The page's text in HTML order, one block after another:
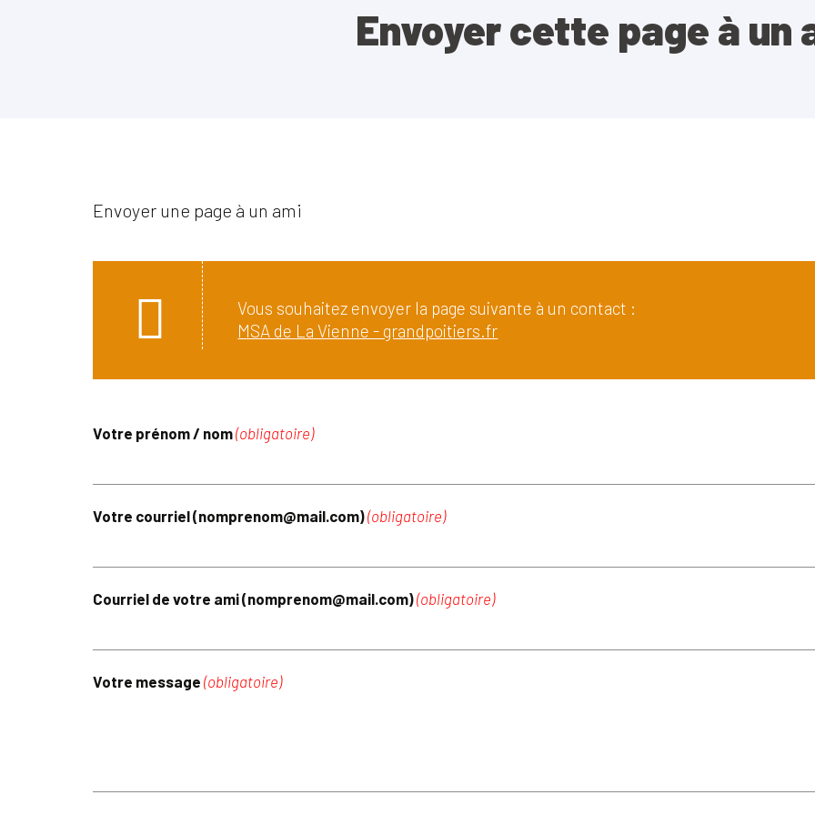
Envoyer cette page à un
Envoyer une page à un ami
Vous souhaitez envoyer la page suivante à un contact :
MSA de La Vienne - grandpoitiers.fr
Votre prénom / nom(obligatoire)
Votre courriel (nomprenom@mail.com)(obligatoire)
Courriel de votre ami (nomprenom@mail.com)(obligatoire)
Votre message (obligatoire)